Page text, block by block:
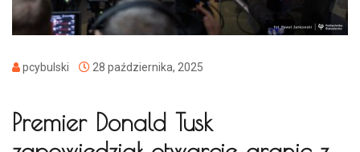
pcybulski 28 października, 2025
Premier Donald Tusk